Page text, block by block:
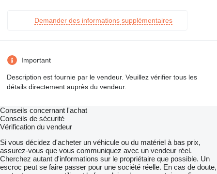
Demander des informations supplémentaires
Important
Description est fournie par le vendeur. Veuillez vérifier tous les
détails directement auprès du vendeur.
Conseils concernant l'achat
Conseils de sécurité
Vérification du vendeur
Si vous décidez d'acheter un véhicule ou du matériel à bas prix,
assurez-vous que vous communiquez avec un vendeur réel.
Cherchez autant d'informations sur le propriétaire que possible. Un
escroc peut se faire passer pour une société réelle. En cas de doute,